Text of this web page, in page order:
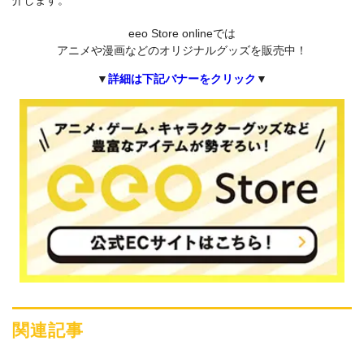
eeo Store onlineでは
アニメや漫画などのオリジナルグッズを販売中！
▼詳細は下記バナーをクリック ▼
関連記事